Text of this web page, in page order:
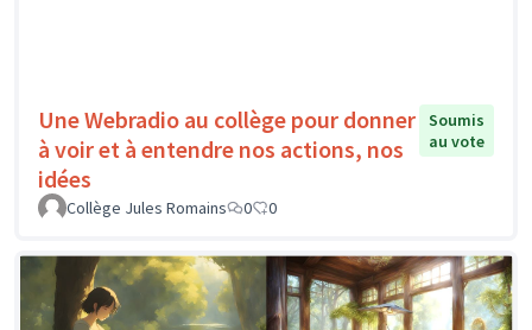
Une Webradio au collège pour donner
à voir et à entendre nos actions, nos
idées
Soumis
au vote
Collège Jules Romains 0 0